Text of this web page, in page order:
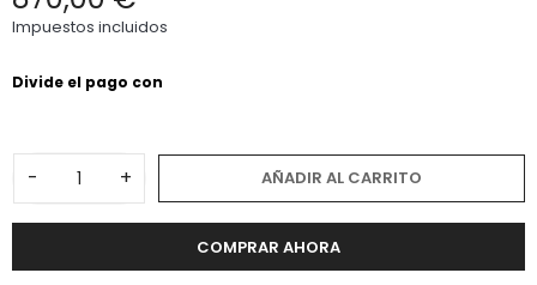
Impuestos incluidos
- + AÑADIR AL CARRITO
COMPRAR AHORA